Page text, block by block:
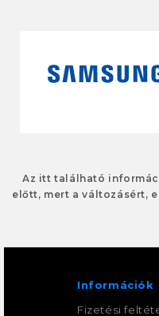
Az itt található
előtt, mert a változásért,
Információk
Fizetési